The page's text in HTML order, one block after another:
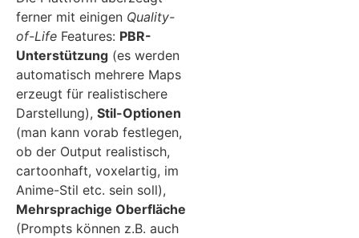
ferner mit einigen Quality-
of-Life Features: PBR-
Unterstützung (es werden
automatisch mehrere Maps
erzeugt für realistischere
Darstellung), Stil-Optionen
(man kann vorab festlegen,
ob der Output realistisch,
cartoonhaft, voxelartig, im
Anime-Stil etc. sein soll),
Mehrsprachige Oberfläche
(Prompts können z.B. auch